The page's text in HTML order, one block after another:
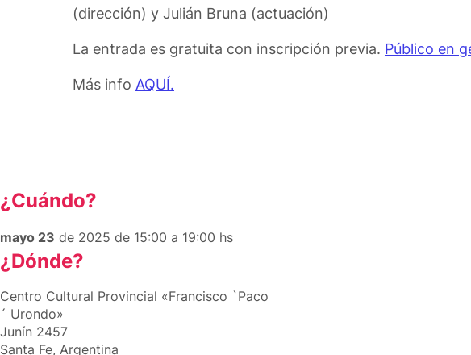
(dirección) y Julián Bruna (actuación)
La entrada es gratuita con inscripción previa. Público en
Más info AQUÍ.
¿Cuándo?
mayo 23 de 2025 de 15:00 a 19:00 hs
¿Dónde?
Centro Cultural Provincial «Francisco `Paco
´ Urondo»
Junín 2457
Santa Fe, Argentina